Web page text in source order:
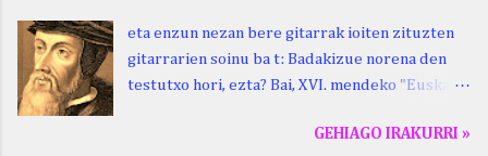
eta enzun nezan bere gitarrak ioiten zituzten
gitarrarien soinu ba t: Badakizue norena den
testutxo hori, ezta? Bai, XVI. mendeko "Euskara
justuri...) hitza berari ikasi genion aspaldixe.
GEHIAGO IRAKURRI »